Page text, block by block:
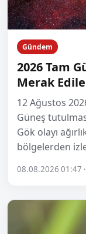
Gündem
2026 Tam
Merak
12 Ağustos
Güneş
Gök olayı
bölgelerden
08.08.2026 01:47